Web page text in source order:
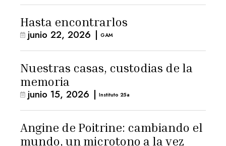
Hasta encontrarlos
junio 22, 2026 | GAM
Nuestras casas, custodias de la
memoria
junio 15, 2026 | Instituto 25a
Angine de Poitrine: cambiando el
mundo, un microtono a la vez